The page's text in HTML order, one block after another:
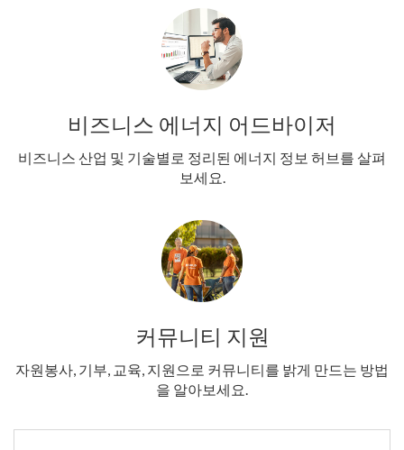
비즈니스 에너지 어드바이저
비즈니스 산업 및 기술별로 정리된 에너지 정보 허브를 살펴
보세요.
커뮤니티 지원
자원봉사, 기부, 교육, 지원으로 커뮤니티를 밝게 만드는 방법
을 알아보세요.